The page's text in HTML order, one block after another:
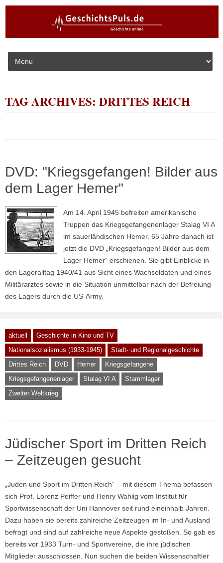
Skip to content
TAG ARCHIVES: DRITTES REICH
DVD: "Kriegsgefangen! Bilder aus
dem Lager Hemer"
Am 14. April 1945 befreiten amerikanische
Truppen das Kriegsgefangenenlager Stalag VI A
im sauerländischen Hemer. 65 Jahre danach ist
jetzt die DVD „Kriegsgefangen! Bilder aus dem
Lager Hemer“ erschienen. Sie gibt Einblicke in
den Lageralltag 1940/41 aus Sicht eines Wachsoldaten und eines
Militärarztes sowie in die Situation unmittelbar nach der Befreiung
des Lagers durch die US-Army.
aktuell
Geschichte in Kino und TV
Nationalsozialismus (1933-1945)
Stadt- und Regionalgeschichte
Drittes Reich
DVD Hemer
Kriegsgefangene
Kriegsgefangenenlager
Stalag VI A
Stammlager
Zweiter Weltkrieg
Jüdischer Sport im Dritten Reich
– Zeitzeugen gesucht
„Juden und Sport im Dritten Reich“ – mit diesem Thema befassen
sich Prof. Lorenz Peiffer und Henry Wahlig vom Institut für
Sportwissenschaft der Uni Hannover seit rund eineinhalb Jahren.
Dazu haben sie bereits zahlreiche Zeitzeugen im In- und Ausland
befragt und sind auf zahlreiche neue Aspekte gestoßen. So gab es
bereits vor 1933 Turn- und Sportvereine, die ihre jüdischen
Mitglieder ausschlossen. Nun suchen die beiden Wissenschaftler